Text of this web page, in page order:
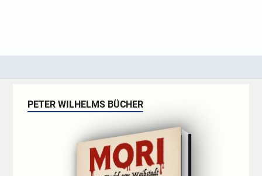
PETER WILHELMS BÜCHER